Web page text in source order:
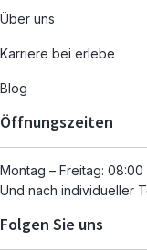
Über uns
Karriere bei erlebe
Blog
Öffnungszeiten
Montag – Freitag: 08:00
Und nach individueller
Folgen Sie uns